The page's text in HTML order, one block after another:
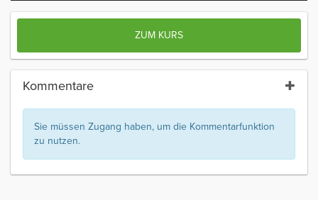
ZUM KURS
Kommentare
Sie müssen Zugang haben, um die Kommentarfunktion
zu nutzen.